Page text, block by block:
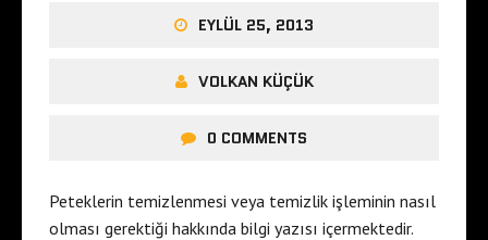
EYLÜL 25, 2013
VOLKAN KÜÇÜK
0 COMMENTS
Peteklerin temizlenmesi veya temizlik işleminin nasıl
olması gerektiği hakkında bilgi yazısı içermektedir.